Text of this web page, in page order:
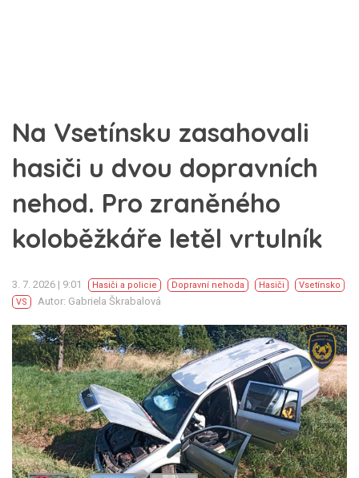
Na Vsetínsku zasahovali
hasiči u dvou dopravních
nehod. Pro zraněného
koloběžkáře letěl vrtulník
3. 7. 2026 | 9:01 Hasiči a policie Dopravní nehoda Hasiči
Vsetínsko
VS
Autor: Gabriela Škrabalová